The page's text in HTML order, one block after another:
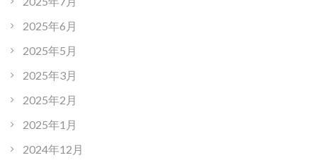
2025年6月
2025年5月
2025年3月
2025年2月
2025年1月
2024年12月